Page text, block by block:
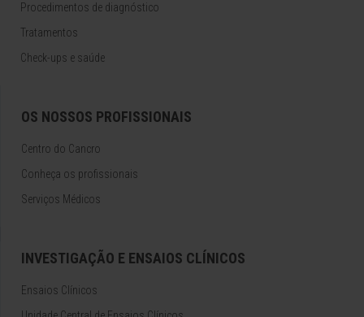
Procedimentos de diagnóstico
Tratamentos
Check-ups e saúde
OS NOSSOS PROFISSIONAIS
Centro do Cancro
Conheça os profissionais
Serviços Médicos
INVESTIGAÇÃO E ENSAIOS CLÍNICOS
Ensaios Clínicos